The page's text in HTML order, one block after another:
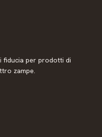
fiducia per prodotti di
zampe.